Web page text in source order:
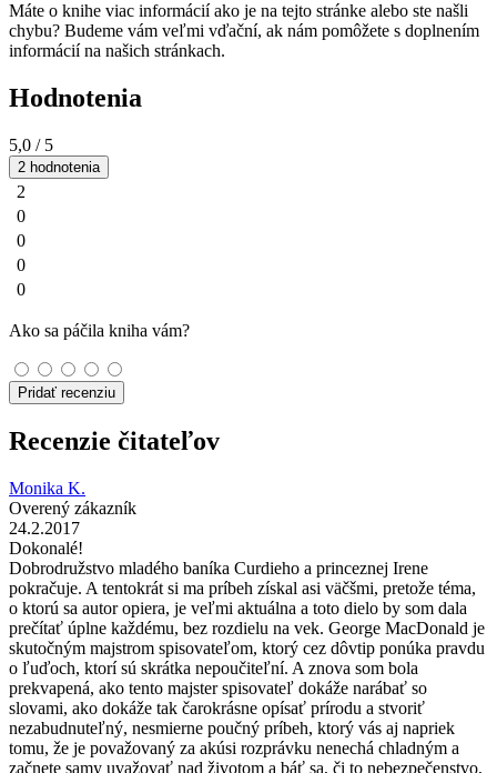
Máte o knihe viac informácií ako je na tejto stránke alebo ste našli
chybu? Budeme vám veľmi vďační, ak nám pomôžete s doplnením
informácií na našich stránkach.
Hodnotenia
5,0 / 5
2 hodnotenia
2
0
0
0
0
Ako sa páčila kniha vám?
Pridať recenziu
Recenzie čitateľov
Monika K.
Overený zákazník
24.2.2017
Dokonalé!
Dobrodružstvo mladého baníka Curdieho a princeznej Irene
pokračuje. A tentokrát si ma príbeh získal asi väčšmi, pretože téma,
o ktorú sa autor opiera, je veľmi aktuálna a toto dielo by som dala
prečítať úplne každému, bez rozdielu na vek. George MacDonald je
skutočným majstrom spisovateľom, ktorý cez dôvtip ponúka pravdu
o ľuďoch, ktorí sú skrátka nepoučiteľní. A znova som bola
prekvapená, ako tento majster spisovateľ dokáže narábať so
slovami, ako dokáže tak čarokrásne opísať prírodu a stvoriť
nezabudnuteľný, nesmierne poučný príbeh, ktorý vás aj napriek
tomu, že je považovaný za akúsi rozprávku nenechá chladným a
začnete samy uvažovať nad životom a báť sa, či to nebezpečenstvo,